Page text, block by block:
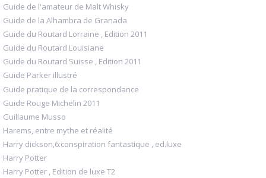
Guide de l'amateur de Malt Whisky
Guide de la Alhambra de Granada
Guide du Routard Lorraine , Edition 2011
Guide du Routard Louisiane
Guide du Routard Suisse , Edition 2011
Guide Parker illustré
Guide pratique de la correspondance
Guide Rouge Michelin 2011
Guillaume Musso
Harems, entre mythe et réalité
Harry dickson,6:conspiration fantastique , ed.luxe
Harry Potter
Harry Potter , Edition de luxe T2